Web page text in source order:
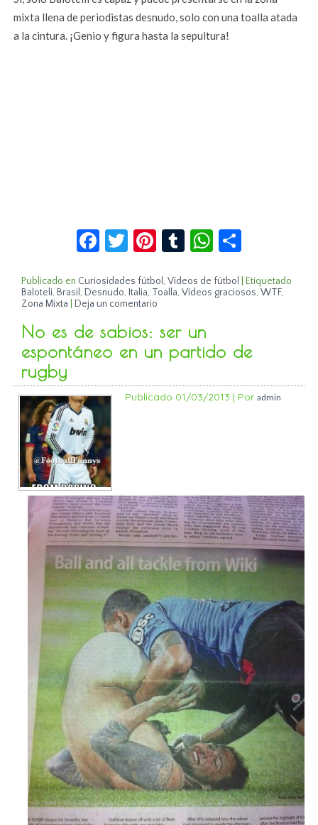
mixta llena de periodistas desnudo, solo con una toalla atada
a la cintura. ¡Genio y figura hasta la sepultura!
Facebook
Twitter
Pinterest
TumblrWhatsApp
Publicado en Curiosidades fútbol,Vídeos de fútbol
Etiquetado
Baloteli, Brasil, Desnudo, Italia, Toalla,Vídeos graciosos,WTF,
Zona Mixta
Deja un comentario
No es de sabios: ser un
espontáneo en un partido de
rugby
Publicado 01/03/2013 | Por admin